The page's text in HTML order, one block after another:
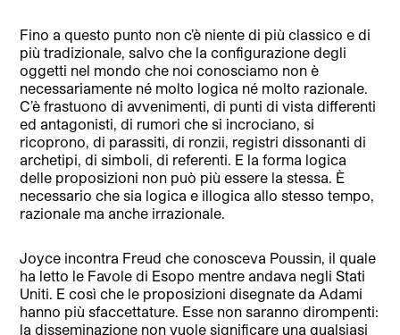
Fino a questo punto non c’è niente di più classico e di
più tradizionale, salvo che la configurazione degli
oggetti nel mondo che noi conosciamo non è
necessariamente né molto logica né molto razionale.
C’è frastuono di avvenimenti, di punti di vista differenti
ed antagonisti, di rumori che si incrociano, si
ricoprono, di parassiti, di ronzii, registri dissonanti di
archetipi, di simboli, di referenti. E la forma logica
delle proposizioni non può più essere la stessa. È
necessario che sia logica e illogica allo stesso tempo,
razionale ma anche irrazionale.
Joyce incontra Freud che conosceva Poussin, il quale
ha letto le Favole di Esopo mentre andava negli Stati
Uniti. E così che le proposizioni disegnate da Adami
hanno più sfaccettature. Esse non saranno dirompenti:
la disseminazione non vuole significare una qualsiasi